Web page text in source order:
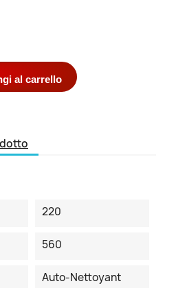
al carrello
220
560
Auto-Nettoyant